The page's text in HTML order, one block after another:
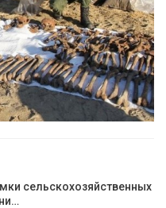
сельскохозяйственных